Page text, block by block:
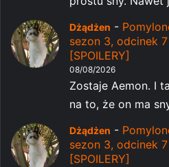
Dżądżen -
sezon 3, odcinek
[SPOILERY]
08/08/2026
Zostaje Aemon. I
na to, że on ma
Dżądżen -
sezon 3, odcinek
[SPOILERY]